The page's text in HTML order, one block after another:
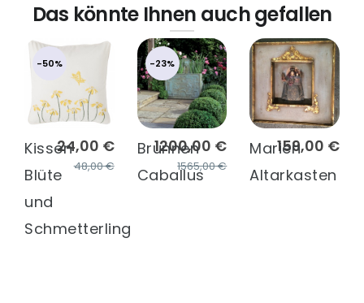
Das könnte Ihnen auch gefallen
-50%
24,00 €
48,00 €
Kissen
Blüte
und
Schmetterling
-23%
1200,00 €
1565,00 €
Brunnen
Caballus
159,00 €
Marien
Altarkasten